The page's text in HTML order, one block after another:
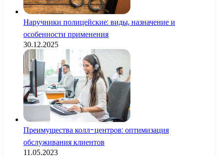
Наручники полицейские: виды, назначение и
особенности применения
30.12.2025
Преимущества колл-центров: оптимизация
обслуживания клиентов
11.05.2023